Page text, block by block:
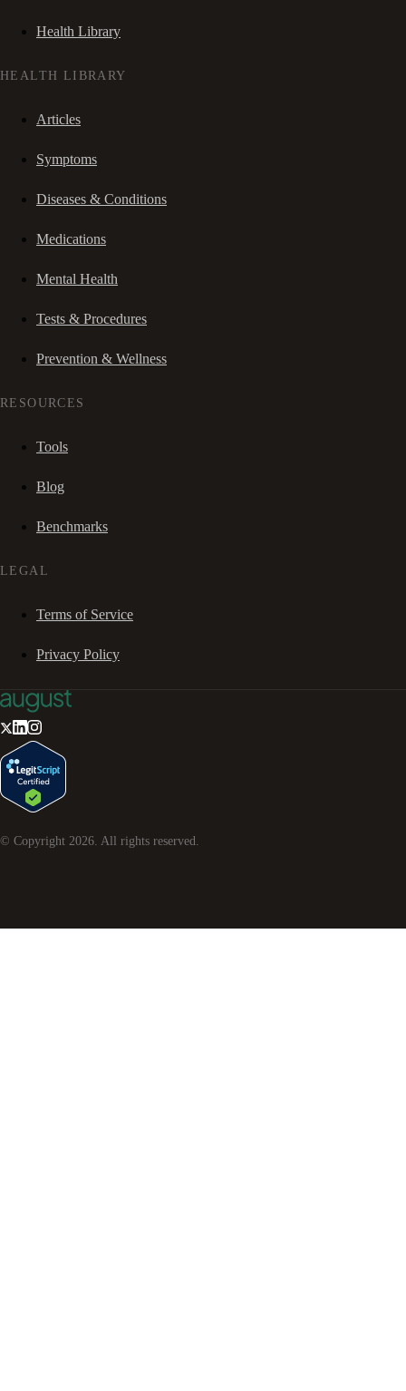
Health Library
HEALTH LIBRARY
Articles
Symptoms
Diseases & Conditions
Medications
Mental Health
Tests & Procedures
Prevention & Wellness
RESOURCES
Tools
Blog
Benchmarks
LEGAL
Terms of Service
Privacy Policy
© Copyright 2026 . All rights reserved.